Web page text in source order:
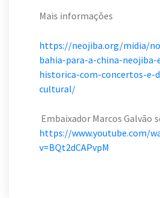
Mais informações
https://neojiba.org/midia/
bahia-para-a-china-
historica-com-concertos-e-
cultural/
Embaixador Marcos Galvão
https://www.youtube.com/
v=BQt2dCAPvpM